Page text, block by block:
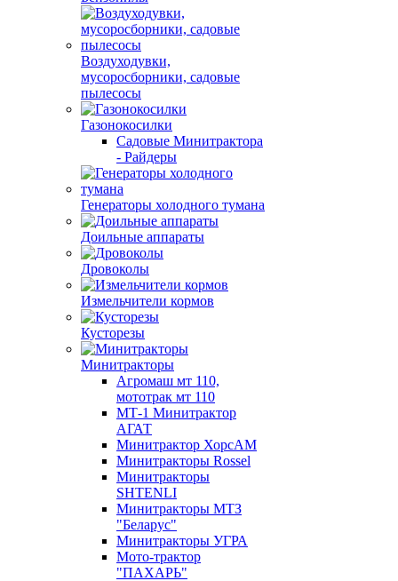
Воздуходувки,
мусоросборники, cадовые
пылесосы
Газонокосилки
Садовые Минитрактора
- Райдеры
Генераторы холодного тумана
Доильные аппараты
Дровоколы
Измельчители кормов
Кусторезы
Минитракторы
Агромаш мт 110,
мототрак мт 110
МТ-1 Минитрактор
АГАТ
Минитрактор ХорсАМ
Минитракторы Rossel
Минитракторы
SHTENLI
Минитракторы МТЗ
"Беларус"
Минитракторы УГРА
Мото-трактор
"ПАХАРЬ"